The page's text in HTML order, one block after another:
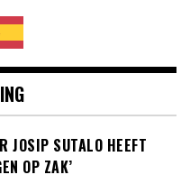
JOSIP SUTALO HEEFT
OP ZAK’